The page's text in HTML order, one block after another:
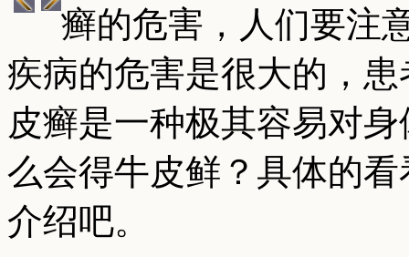
癣的危害，人们要注
疾病的危害是很大的，
皮癣是一种极其容易对
么会得牛皮鲜？具体的
介绍吧。